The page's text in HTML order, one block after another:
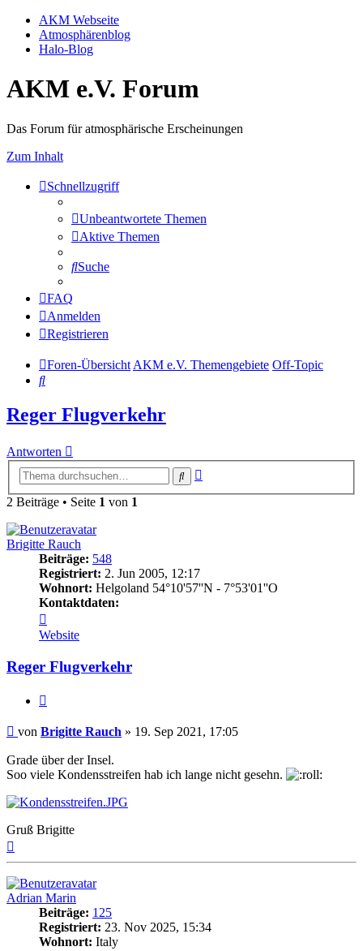
AKM Webseite
Atmosphärenblog
Halo-Blog
AKM e.V. Forum
Das Forum für atmosphärische Erscheinungen
Zum Inhalt
Schnellzugriff
Unbeantwortete Themen
Aktive Themen
Suche
FAQ
Anmelden
Registrieren
Foren-Übersicht AKM e.V. Themengebiete Off-Topic
Suche
Reger Flugverkehr
Antworten
Suche
2 Beiträge • Seite 1 von 1
Brigitte Rauch
Beiträge: 548
Registriert: 2. Jun 2005, 12:17
Wohnort: Helgoland 54°10'57''N - 7°53'01''O
Kontaktdaten:
von
Brigitte
Rauch
Website
Reger Flugverkehr
Beitrag
von Brigitte Rauch » 19. Sep 2021, 17:05
Grade über der Insel.
Soo viele Kondensstreifen hab ich lange nicht gesehn.
Gruß Brigitte
Adrian Marin
Beiträge: 125
Registriert: 23. Nov 2025, 15:34
Wohnort: Italy